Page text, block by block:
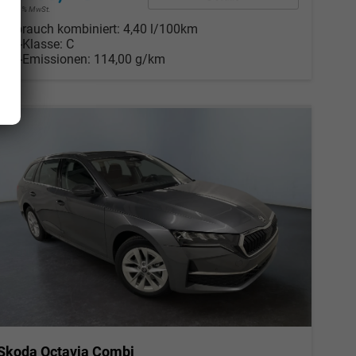
incl. 19% MwSt.
Verbrauch kombiniert: 4,40 l/100km
-Klasse: C
-Emissionen: 114,00 g/km
Octavia Combi